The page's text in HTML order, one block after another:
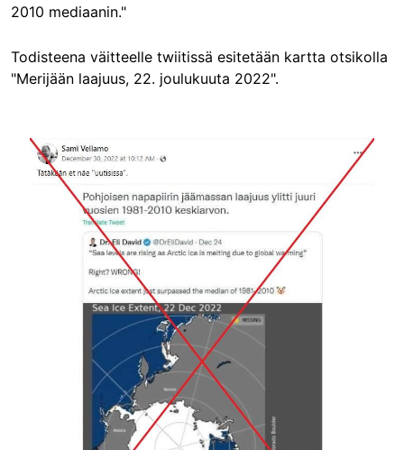
2010 mediaanin."
Todisteena väitteelle twiitissä esitetään kartta otsikolla
"Merijään laajuus, 22. joulukuuta 2022".
Image